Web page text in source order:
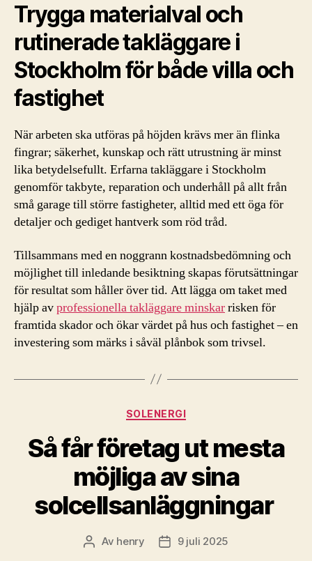
Trygga materialval och
rutinerade takläggare i
Stockholm för både villa och
fastighet
När arbeten ska utföras på höjden krävs mer än flinka
fingrar; säkerhet, kunskap och rätt utrustning är minst
lika betydelsefullt. Erfarna takläggare i Stockholm
genomför takbyte, reparation och underhåll på allt från
små garage till större fastigheter, alltid med ett öga för
detaljer och gediget hantverk som röd tråd.
Tillsammans med en noggrann kostnadsbedömning och
möjlighet till inledande besiktning skapas förutsättningar
för resultat som håller över tid. Att lägga om taket med
hjälp avprofessionella takläggare minskarrisken för
framtida skador och ökar värdet på hus och fastighet – en
investering som märks i såväl plånbok som trivsel.
Kategorier
SOLENERGI
Så får företag ut mesta
möjliga av sina
solcellsanläggningar
Inläggsförfattare
Av henry Inläggsdatum
9 juli 2025